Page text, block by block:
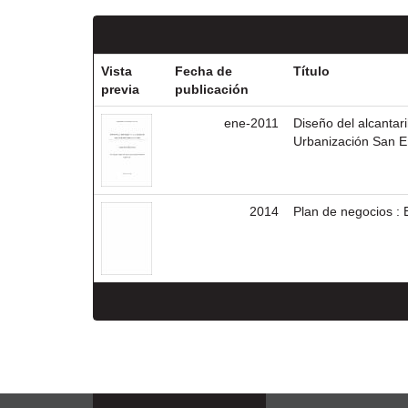
Vista
previa
Fecha de
publicación
Título
ene-2011
Diseño del
Urbanización San
2014 Plan de negocios :